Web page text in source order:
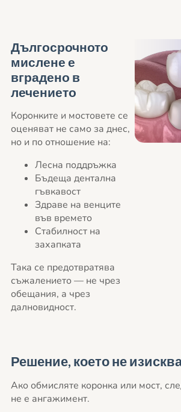
Дългосрочното
мислене е
вградено в
лечението
Коронките и мостовете се
оценяват не само за днес,
но и по отношение на:
Лесна поддръжка
Бъдеща дентална
гъвкавост
Здраве на венците
във времето
Стабилност на
захапката
Така се предотвратява
съжалението — не чрез
обещания, а чрез
далновидност.
Решение, което не
Ако обмисляте коронка или мост,
не е ангажимент.